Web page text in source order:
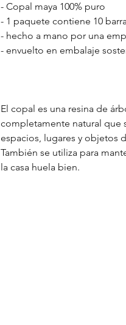
- Copal maya 100% puro
- 1 paquete contiene 10
- hecho a mano por una
- envuelto en embalaje
El copal es una resina de
completamente natural que
espacios, lugares y objetos
También se utiliza para
la casa huela bien.